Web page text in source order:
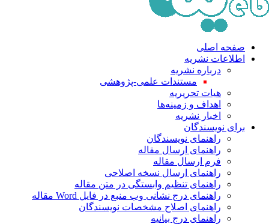
صفحه اصلی
اطلاعات نشریه
درباره نشریه
مستندات علمی-پژوهشی
هیات تحریریه
اهداف و زمینه‌ها
اخبار نشریه
برای نویسندگان
راهنمای نویسندگان
راهنمای ارسال مقاله
فرم ارسال مقاله
راهنمای ارسال نسخه اصلاحی
راهنمای تنظیم وابستگی در متن مقاله
راهنمای درج نشانی وب منبع در فایل Word مقاله
راهنمای اصلاح مشخصات نویسندگان
راهنمای درج بیانیه